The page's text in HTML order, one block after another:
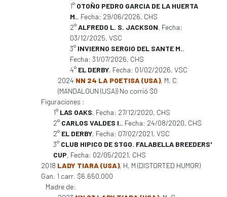
1° OTOÑO PEDRO GARCIA DE LA HUERTA
M., Fecha: 29/06/2026, CHS
2°ALFREDO L. S. JACKSON, Fecha:
03/12/2025, VSC
3° INVIERNO SERGIO DEL SANTE M.,
Fecha: 31/07/2026, CHS
4° EL DERBY, Fecha: 01/02/2026, VSC
2024 NN 24 LA POETISA (USA), M, C
(MANDALOUN (USA)) No corrió $0
Figuraciones :
1° LAS OAKS, Fecha: 27/12/2020, CHS
2° CARLOS VALDES I., Fecha: 24/08/2020, CHS
2° EL DERBY, Fecha: 07/02/2021, VSC
3° CLUB HIPICO DE STGO. FALABELLA BREEDERS'
CUP, Fecha: 02/05/2021, CHS
2018 LADY TIARA (USA), H, M (DISTORTED HUMOR)
Gan. 1 carr. $6.650.000
Madre de: